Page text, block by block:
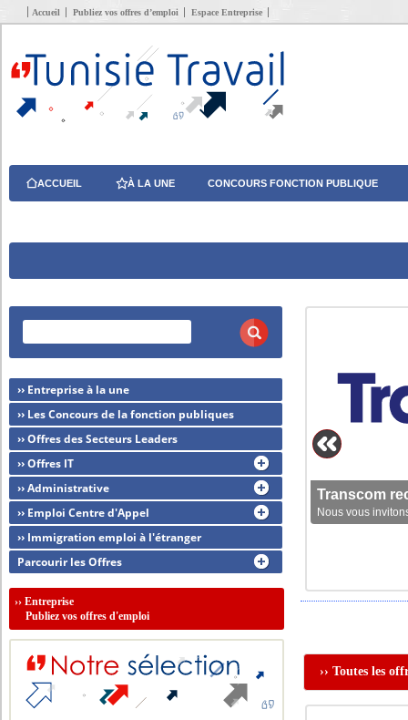
Accueil Publiez vos offres d’emploi Espace Entreprise
ACCUEIL À LA UNE CONCOURS FONCTION PUBLIQUE
Transcom
Nous vous
›› Toutes les
›› Entreprise à la une
›› Les Concours de la fonction publiques
›› Offres des Secteurs Leaders
›› Offres IT
›› Administrative
›› Emploi Centre d'Appel
›› Immigration emploi à l'étranger
Parcourir les Offres
››Entreprise
Publiez vos offres d'emploi